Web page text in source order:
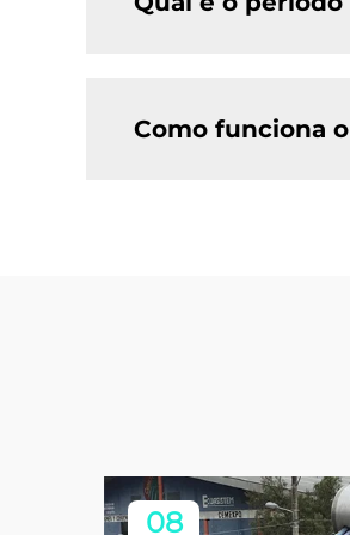
Como funciona
08